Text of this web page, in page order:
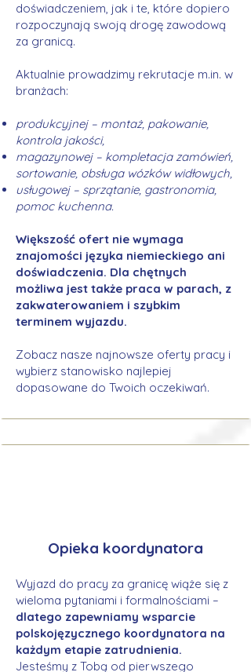
doświadczeniem, jak i te, które dopiero
rozpoczynają swoją drogę zawodową
za granicą.
Aktualnie prowadzimy rekrutacje m.in. w
branżach:
produkcyjnej – montaż, pakowanie,
kontrola jakości,
magazynowej – kompletacja zamówień,
sortowanie, obsługa wózków widłowych,
usługowej – sprzątanie, gastronomia,
pomoc kuchenna.
Większość ofert nie wymaga
znajomości języka niemieckiego ani
doświadczenia. Dla chętnych
możliwa jest także praca w parach, z
zakwaterowaniem i szybkim
terminem wyjazdu.
Zobacz nasze najnowsze oferty pracy i
wybierz stanowisko najlepiej
dopasowane do Twoich oczekiwań.
Opieka koordynatora
Wyjazd do pracy za granicę wiąże się z
wieloma pytaniami i formalnościami –
dlatego zapewniamy wsparcie
polskojęzycznego koordynatora na
każdym etapie zatrudnienia.
Jesteśmy z Tobą od pierwszego